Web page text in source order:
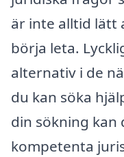
är inte alltid lätt
börja leta.
alternativ i de
du kan söka
din sökning kan
kompetenta